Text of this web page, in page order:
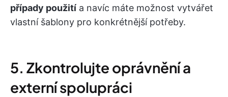
případy použití a navíc máte možnost vytvářet
vlastní šablony pro konkrétnější potřeby.
5. Zkontrolujte oprávnění a
externí spolupráci